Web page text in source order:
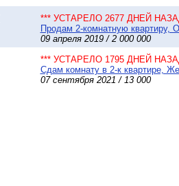
*** УСТАРЕЛО 2677 ДНЕЙ
Продам 2-комнатную квартиру,
09 апреля 2019 / 2 000 000
*** УСТАРЕЛО 1795 ДНЕЙ
Сдам комнату в 2-к квартире,
07 сентября 2021 / 13 000